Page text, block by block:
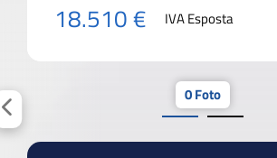
18.510 € IVA Esposta
0 Foto